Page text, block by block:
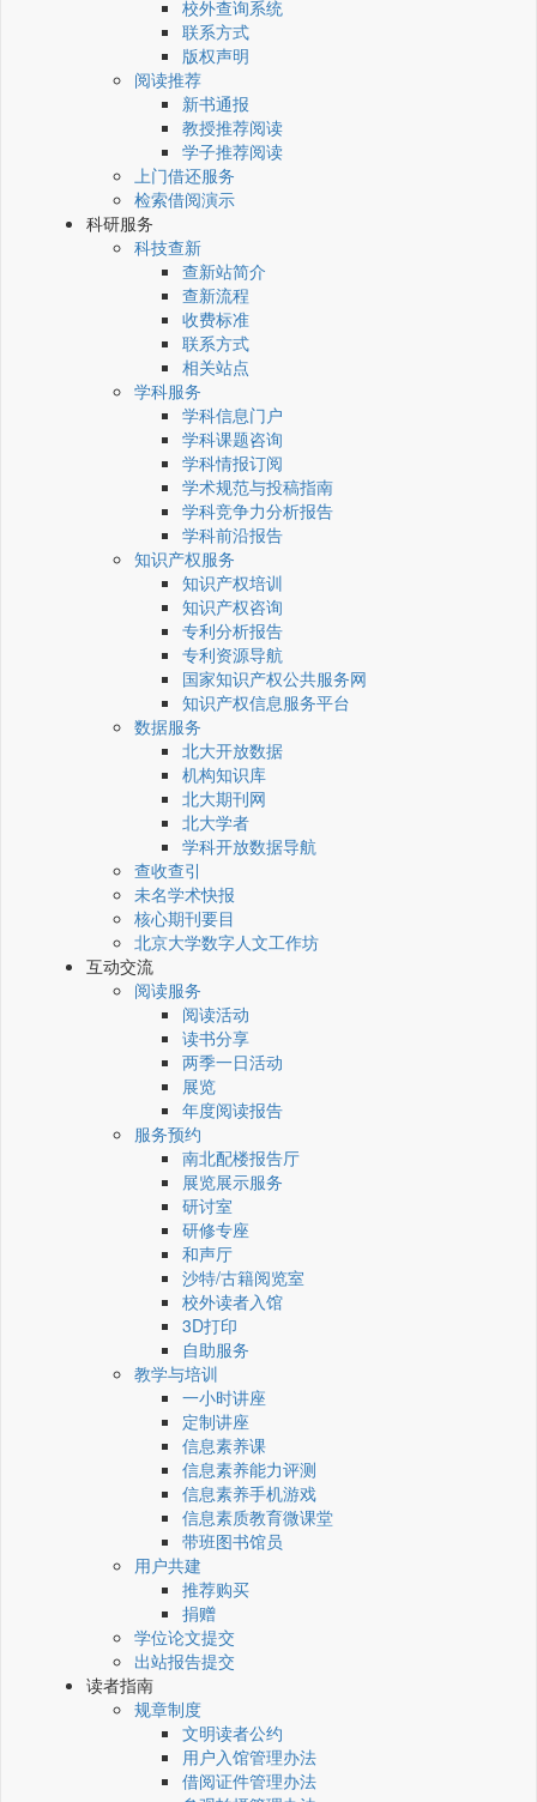
校外查询系统
联系方式
版权声明
阅读推荐
新书通报
教授推荐阅读
学子推荐阅读
上门借还服务
检索借阅演示
科研服务
科技查新
查新站简介
查新流程
收费标准
联系方式
相关站点
学科服务
学科信息门户
学科课题咨询
学科情报订阅
学术规范与投稿指南
学科竞争力分析报告
学科前沿报告
知识产权服务
知识产权培训
知识产权咨询
专利分析报告
专利资源导航
国家知识产权公共服务网
知识产权信息服务平台
数据服务
北大开放数据
机构知识库
北大期刊网
北大学者
学科开放数据导航
查收查引
未名学术快报
核心期刊要目
北京大学数字人文工作坊
互动交流
阅读服务
阅读活动
读书分享
两季一日活动
展览
年度阅读报告
服务预约
南北配楼报告厅
展览展示服务
研讨室
研修专座
和声厅
沙特/古籍阅览室
校外读者入馆
3D打印
自助服务
教学与培训
一小时讲座
定制讲座
信息素养课
信息素养能力评测
信息素养手机游戏
信息素质教育微课堂
带班图书馆员
用户共建
推荐购买
捐赠
学位论文提交
出站报告提交
读者指南
规章制度
文明读者公约
用户入馆管理办法
借阅证件管理办法